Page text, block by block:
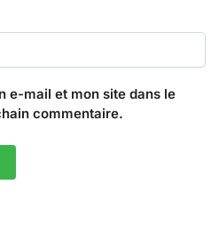
e-mail et mon site dans le
commentaire.